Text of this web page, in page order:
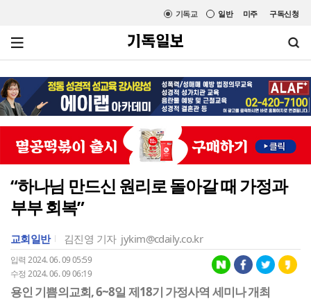
미주 구독신청
일반
기독교
“하나님 만드신 원리로 돌아갈 때 가정과
부부 회복”
교회일반 김진영 기자 jykim@cdaily.co.kr
입력 2024. 06. 09 05:59
수정 2024. 06. 09 06:19
용인 기쁨의교회, 6~8일 제18기 가정사역 세미나 개최